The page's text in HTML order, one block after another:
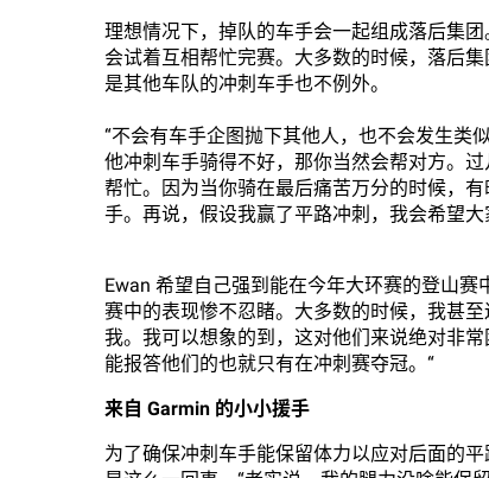
理想情况下，掉队的车手会一起组成落后集
会试着互相帮忙完赛。大多数的时候，落后
是其他车队的冲刺车手也不例外。
“不会有车手企图抛下其他人，也不会发生类
他冲刺车手骑得不好，那你当然会帮对方。
帮忙。因为当你骑在最后痛苦万分的时候，
手。再说，假设我赢了平路冲刺，我会希望大
Ewan 希望自己强到能在今年大环赛的登山
赛中的表现惨不忍睹。大多数的时候，我甚
我。我可以想象的到，这对他们来说绝对非
能报答他们的也就只有在冲刺赛夺冠。“
来自 Garmin 的小小援手
为了确保冲刺车手能保留体力以应对后面的